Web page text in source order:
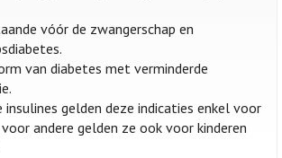
vóór de zwangerschap en
van diabetes met verminderde
insulines gelden deze indicaties enkel voor
andere gelden ze ook voor kinderen